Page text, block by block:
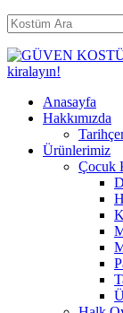
Anasayfa
Hakkımızda
Ürünlerimiz
Çocuk